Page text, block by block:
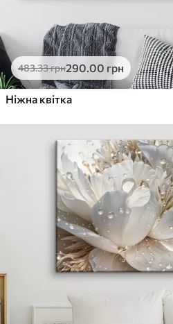
483.33грн290.00 грн
Ніжна квітка